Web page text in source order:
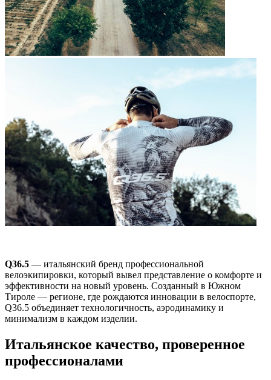
Q36.5 — итальянский бренд профессиональной
велоэкипировки, который вывел представление о комфорте и
эффективности на новый уровень. Созданный в Южном
Тироле — регионе, где рождаются инновации в велоспорте,
Q36.5 объединяет технологичность, аэродинамику и
минимализм в каждом изделии.
Итальянское качество, проверенное
профессионалами